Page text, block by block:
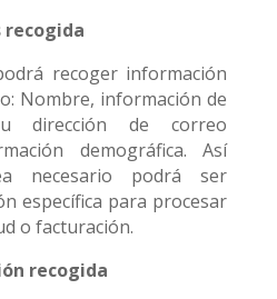
recogida
recoger información
Nombre, información de
dirección de correo
demográfica. Así
necesario podrá ser
específica para procesar
o facturación.
recogida